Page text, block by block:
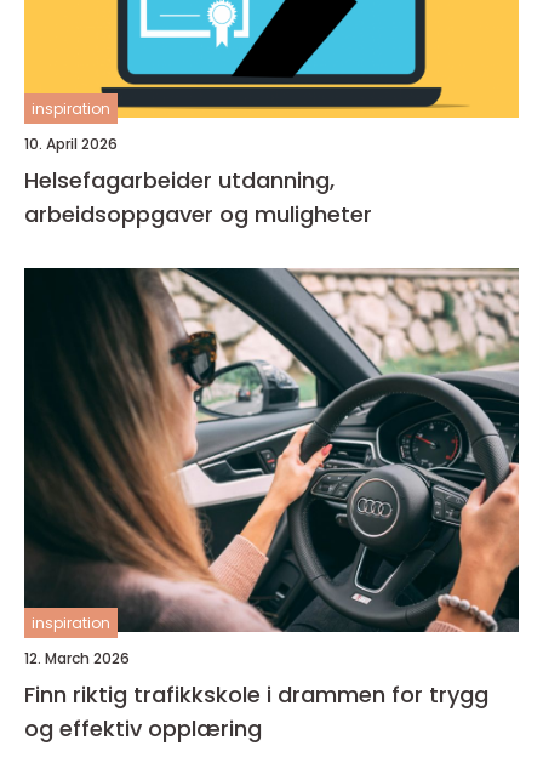
inspiration
10. April 2026
Helsefagarbeider utdanning,
arbeidsoppgaver og muligheter
inspiration
12. March 2026
Finn riktig trafikkskole i drammen for trygg
og effektiv opplæring